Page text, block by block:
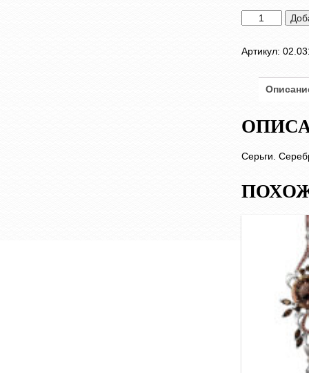
Количество
товара
Артикул:
Серьги.